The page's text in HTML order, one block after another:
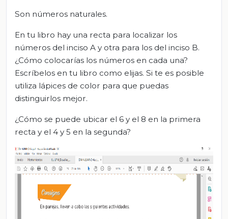
Son números naturales.
En tu libro hay una recta para localizar los
números del inciso A y otra para los del inciso B.
¿Cómo colocarías los números en cada una?
Escríbelos en tu libro como elijas. Si te es posible
utiliza lápices de color para que puedas
distinguirlos mejor.
¿Cómo se puede ubicar el 6 y el 8 en la primera
recta y el 4 y 5 en la segunda?